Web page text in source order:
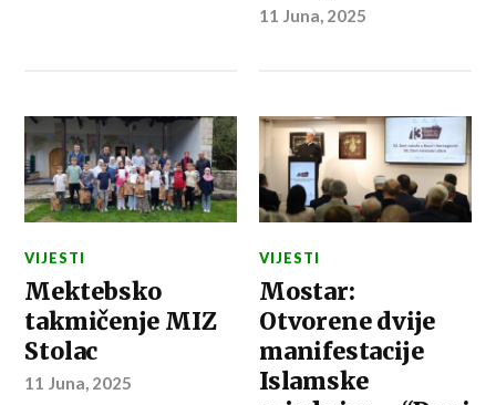
11 Juna, 2025
VIJESTI
Mektebsko
takmičenje MIZ
Stolac
11 Juna, 2025
VIJESTI
Mostar:
Otvorene dvije
manifestacije
Islamske